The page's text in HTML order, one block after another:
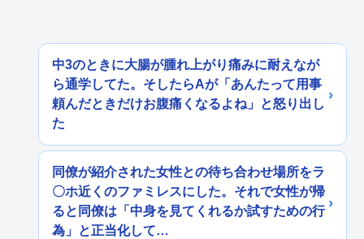
中3のときに大腸が腫れ上がり痛みに耐えなが
ら通学してた。そしたらAが「あんたって用事
頼んだときだけお腹痛くなるよね」と怒り出し
た
同僚が紹介された女性との待ち合わせ場所をラ
〇ホ近くのファミレスにした。それで女性が帰
ると同僚は「中身を見てくれるか試すための行
為」と正当化して…